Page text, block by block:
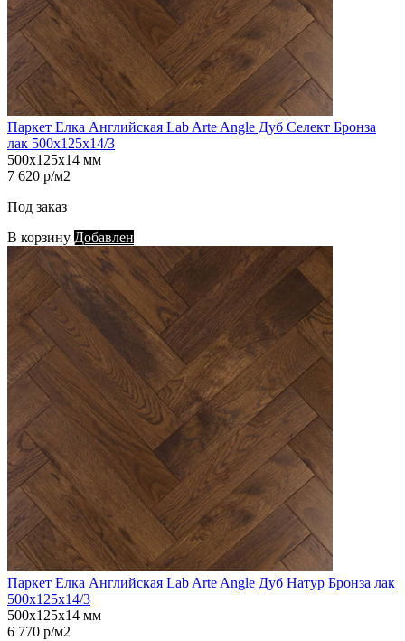
Паркет Елка Английская Lab Arte Angle Дуб Селект Бронза
лак 500х125х14/3
500х125х14 мм
7 620 р/м2
Под заказ
В корзину Добавлен
Паркет Елка Английская Lab Arte Angle Дуб Натур Бронза лак
500х125х14/3
500х125х14 мм
6 770 р/м2